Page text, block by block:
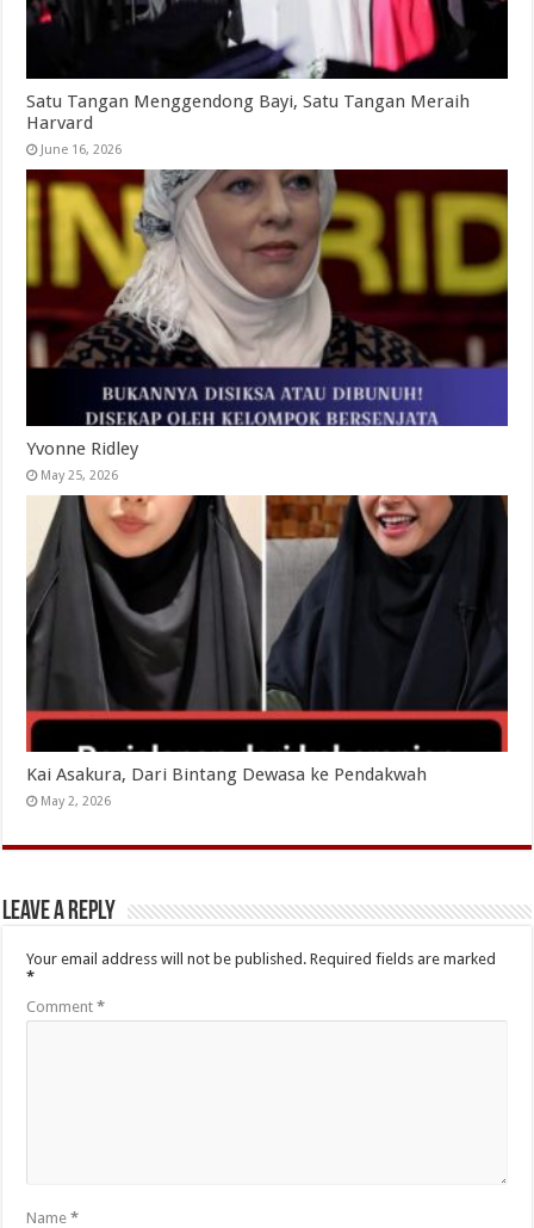
Satu Tangan Menggendong Bayi, Satu Tangan Meraih
Harvard
June 16, 2026
Yvonne Ridley
May 25, 2026
Kai Asakura, Dari Bintang Dewasa ke Pendakwah
May 2, 2026
Leave a Reply
Your email address will not be published. Required fields are marked
*
Comment*
Name*